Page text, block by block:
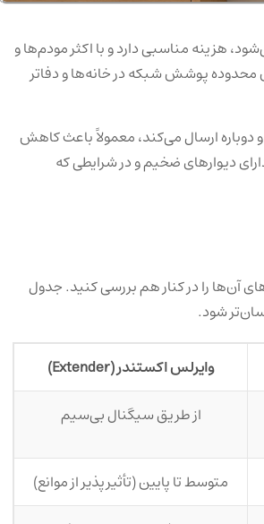
هزینه مناسبی دارد و با اکثر مودم‌ها و
محدوده پوشش شبکه در خانه‌ها و دفاتر
دوباره ارسال می‌کند، معمولاً باعث کاهش
دیوارهای ضخیم و در شرایطی که
آن‌ها را در کنار هم بررسی کنید. جدول
شود.
وایرلس اکستندر (Extender)
از طریق سیگنال بی‌سیم
متوسط تا پایین (تأثیرپذیر از موانع)